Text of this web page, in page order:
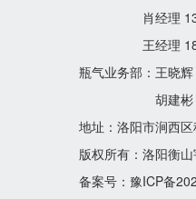
肖经理 139-
王经理 182-
瓶气业务部：王晓
胡建彬
地址：洛阳市涧西
版权所有：洛阳衡
备案号： 豫ICP备